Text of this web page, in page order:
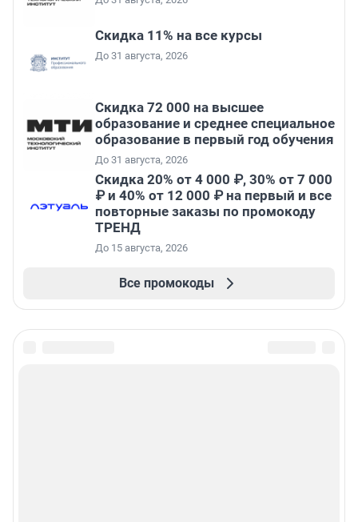
Скидка 11% на все курсы
До 31 августа, 2026
Скидка 72 000 на высшее
образование и среднее специальное
образование в первый год обучения
До 31 августа, 2026
Скидка 20% от 4 000 ₽, 30% от 7 000
₽ и 40% от 12 000 ₽ на первый и все
повторные заказы по промокоду
ТРЕНД
До 15 августа, 2026
Все промокоды